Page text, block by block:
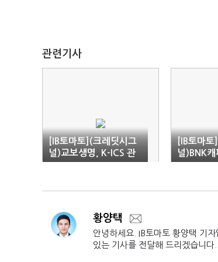
관련기사
[IB토마토](크레딧시그
널)교보생명, K-ICS 관
리 '안간힘'
[IB토마토
널)BNK
비중 높아
황양택
안녕하세요. IB토마토 황양택 기자
있는 기사를 전달해 드리겠습니다.